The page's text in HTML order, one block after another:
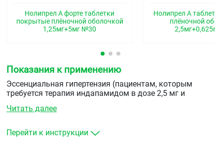
Нолипрел А форте таблетки
покрытые плёночной оболочкой
1,25мг+5мг №30
Нолипрел А
плёночной
Показания к применению
Эссенциальная гипертензия (пациентам, которым
требуется терапия индапамидом в дозе 2,5 мг и
Читать далее
Перейти к инструкции